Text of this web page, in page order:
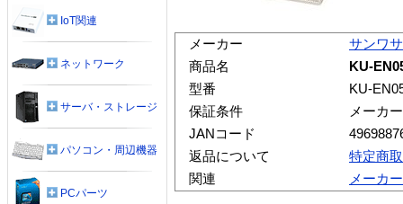
メーカー
サンワ
商品名
KU-
型番
KU-
保証条件
メーカ
JANコード
返品について
特定商
関連
メーカ
IoT関連
ネットワーク
サーバ・ストレージ
パソコン・周辺機器
PCパーツ